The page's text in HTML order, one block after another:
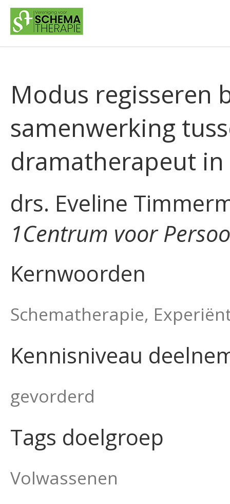
Modus regisseren
samenwerking
dramatherapeut
drs. Eveline
1Centrum voor
Kernwoorden
Schematherapie,
Kennisniveau
gevorderd
Tags doelgroep
Volwassenen